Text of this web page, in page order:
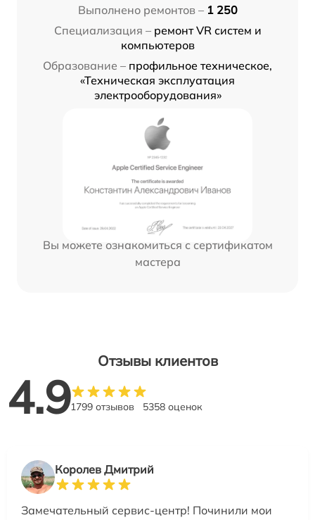
Выполнено ремонтов – 1 250
Специализация – ремонт VR систем и
компьютеров
Образование – профильное техническое,
«Техническая эксплуатация
электрооборудования»
Вы можете ознакомиться с сертификатом
мастера
Отзывы клиентов
4.91799 отзывов 5358 оценок
Королев Дмитрий
Замечательный сервис-центр! Починили мои